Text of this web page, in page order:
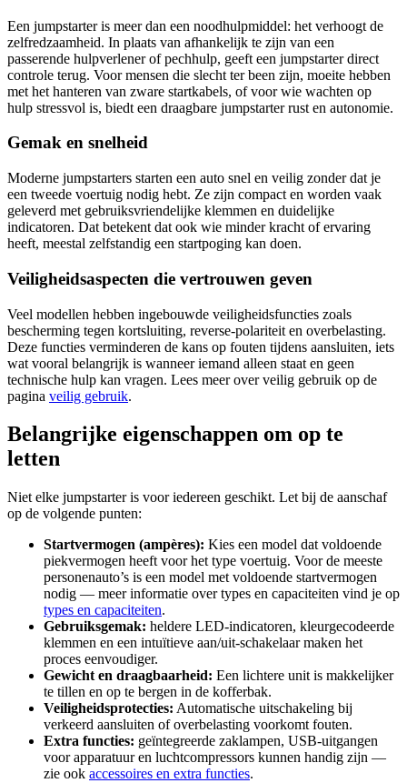
Een jumpstarter is meer dan een noodhulpmiddel: het verhoogt de
zelfredzaamheid. In plaats van afhankelijk te zijn van een
passerende hulpverlener of pechhulp, geeft een jumpstarter direct
controle terug. Voor mensen die slecht ter been zijn, moeite hebben
met het hanteren van zware startkabels, of voor wie wachten op
hulp stressvol is, biedt een draagbare jumpstarter rust en autonomie.
Gemak en snelheid
Moderne jumpstarters starten een auto snel en veilig zonder dat je
een tweede voertuig nodig hebt. Ze zijn compact en worden vaak
geleverd met gebruiksvriendelijke klemmen en duidelijke
indicatoren. Dat betekent dat ook wie minder kracht of ervaring
heeft, meestal zelfstandig een startpoging kan doen.
Veiligheidsaspecten die vertrouwen geven
Veel modellen hebben ingebouwde veiligheidsfuncties zoals
bescherming tegen kortsluiting, reverse-polariteit en overbelasting.
Deze functies verminderen de kans op fouten tijdens aansluiten, iets
wat vooral belangrijk is wanneer iemand alleen staat en geen
technische hulp kan vragen. Lees meer over veilig gebruik op de
pagina veilig gebruik.
Belangrijke eigenschappen om op te
letten
Niet elke jumpstarter is voor iedereen geschikt. Let bij de aanschaf
op de volgende punten:
Startvermogen (ampères): Kies een model dat voldoende
piekvermogen heeft voor het type voertuig. Voor de meeste
personenauto’s is een model met voldoende startvermogen
nodig — meer informatie over types en capaciteiten vind je op
types en capaciteiten.
Gebruiksgemak: heldere LED-indicatoren, kleurgecodeerde
klemmen en een intuïtieve aan/uit-schakelaar maken het
proces eenvoudiger.
Gewicht en draagbaarheid: Een lichtere unit is makkelijker
te tillen en op te bergen in de kofferbak.
Veiligheidsprotecties: Automatische uitschakeling bij
verkeerd aansluiten of overbelasting voorkomt fouten.
Extra functies: geïntegreerde zaklampen, USB-uitgangen
voor apparatuur en luchtcompressors kunnen handig zijn —
zie ook accessoires en extra functies.